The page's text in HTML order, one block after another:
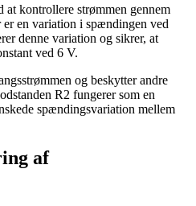
kontrollere strømmen gennem
en variation i spændingen ved
denne variation og sikrer, at
ved 6 V.
og beskytter andre
R2 fungerer som en
spændingsvariation mellem
af